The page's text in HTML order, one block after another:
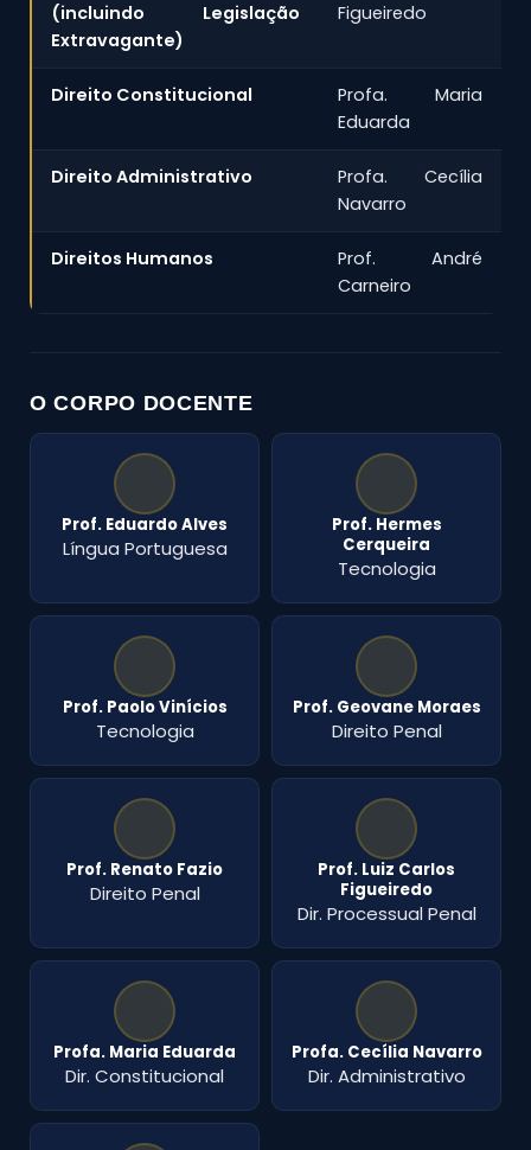
(incluindo Legislação
Extravagante)
Figueiredo
Direito Constitucional
Profa. Maria
Eduarda
Direito Administrativo
Profa. Cecília
Navarro
Direitos Humanos
Prof. André
Carneiro
O CORPO DOCENTE
Prof. Eduardo Alves
Língua Portuguesa
Prof. Hermes
Cerqueira
Tecnologia
Prof. Paolo Vinícios
Tecnologia
Prof. Geovane Moraes
Direito Penal
Prof. Renato Fazio
Direito Penal
Prof. Luiz Carlos
Figueiredo
Dir. Processual Penal
Profa. Maria Eduarda
Dir. Constitucional
Profa. Cecília Navarro
Dir. Administrativo